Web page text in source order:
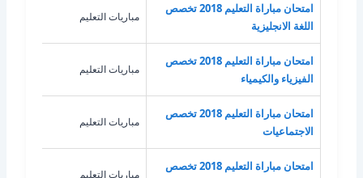
امتحان مباراة التعليم 2018 تخصص
اللغة الانجليزية
مباريات التعليم
امتحان مباراة التعليم 2018 تخصص
الفيزياء والكيمياء
مباريات التعليم
امتحان مباراة التعليم 2018 تخصص
الاجتماعيات
مباريات التعليم
امتحان مباراة التعليم 2018 تخصص
مباريات التعليم